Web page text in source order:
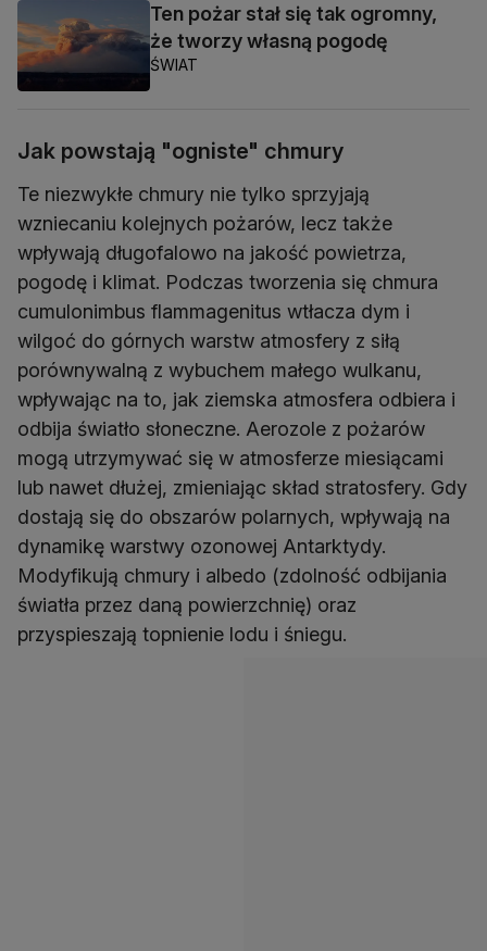
Ten pożar stał się tak ogromny,
że tworzy własną pogodę
ŚWIAT
Jak powstają "ogniste" chmury
Te niezwykłe chmury nie tylko sprzyjają
wzniecaniu kolejnych pożarów, lecz także
wpływają długofalowo na jakość powietrza,
pogodę i klimat. Podczas tworzenia się chmura
cumulonimbus flammagenitus wtłacza dym i
wilgoć do górnych warstw atmosfery z siłą
porównywalną z wybuchem małego wulkanu,
wpływając na to, jak ziemska atmosfera odbiera i
odbija światło słoneczne. Aerozole z pożarów
mogą utrzymywać się w atmosferze miesiącami
lub nawet dłużej, zmieniając skład stratosfery. Gdy
dostają się do obszarów polarnych, wpływają na
dynamikę warstwy ozonowej Antarktydy.
Modyfikują chmury i albedo (zdolność odbijania
światła przez daną powierzchnię) oraz
przyspieszają topnienie lodu i śniegu.